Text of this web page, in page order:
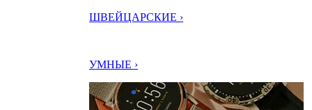
ШВЕЙЦАРСКИЕ ›
УМНЫЕ ›